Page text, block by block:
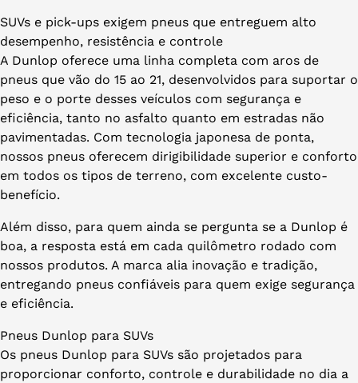
SUVs e pick-ups exigem pneus que entreguem alto
desempenho, resistência e controle
A Dunlop oferece uma linha completa com aros de
pneus que vão do 15 ao 21, desenvolvidos para suportar o
peso e o porte desses veículos com segurança e
eficiência, tanto no asfalto quanto em estradas não
pavimentadas. Com tecnologia japonesa de ponta,
nossos pneus oferecem dirigibilidade superior e conforto
em todos os tipos de terreno, com excelente custo-
benefício.
Além disso, para quem ainda se pergunta se a Dunlop é
boa, a resposta está em cada quilômetro rodado com
nossos produtos. A marca alia inovação e tradição,
entregando pneus confiáveis para quem exige segurança
e eficiência.
Pneus Dunlop para SUVs
Os pneus Dunlop para SUVs são projetados para
proporcionar conforto, controle e durabilidade no dia a